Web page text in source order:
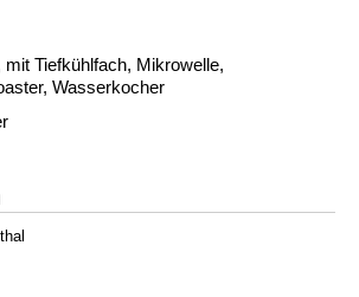
Tiefkühlfach, Mikrowelle,
Wasserkocher